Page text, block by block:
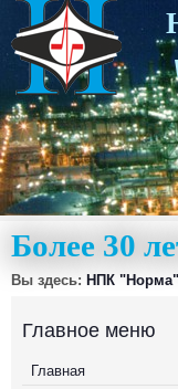
Более 30
Вы здесь: НПК "Норма"
Главное меню
Главная